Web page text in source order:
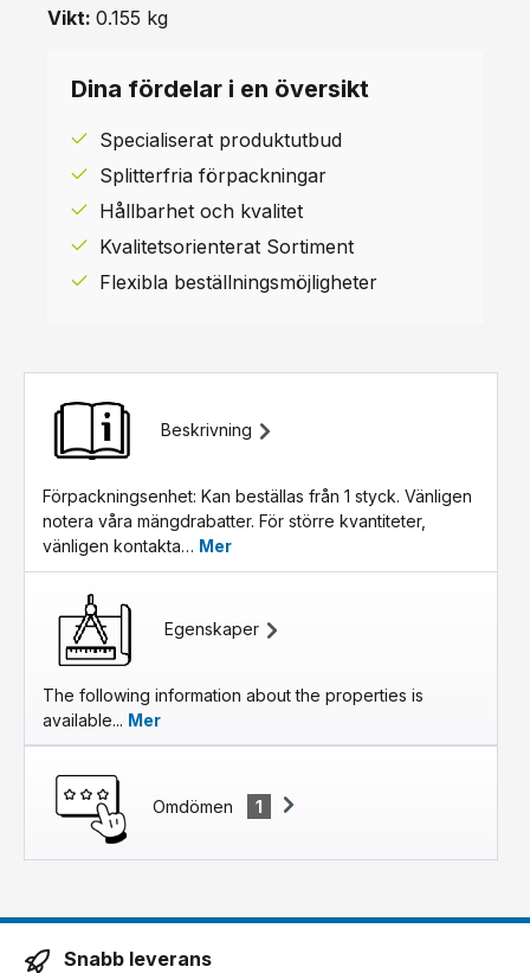
Vikt: 0.155 kg
Dina fördelar i en översikt
Specialiserat produktutbud
Splitterfria förpackningar
Hållbarhet och kvalitet
Kvalitetsorienterat Sortiment
Flexibla beställningsmöjligheter
Beskrivning
Förpackningsenhet: Kan beställas från 1 styck. Vänligen
notera våra mängdrabatter. För större kvantiteter,
vänligen kontakta… Mer
Egenskaper
The following information about the properties is
available... Mer
Omdömen 1
Snabb leverans